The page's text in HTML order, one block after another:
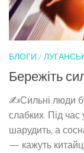
БЛОГИ /
Бережіть
✍️Сильні люди
слабких. Під час
шарудить, а
— кажуть